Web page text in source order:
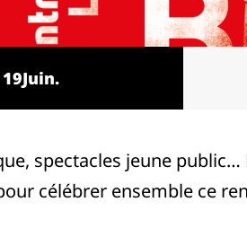
19Juin.
spectacles jeune
célébrer ensemble ce